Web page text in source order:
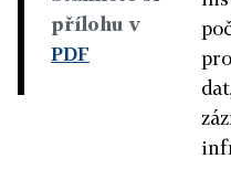
přílohu v
PDF